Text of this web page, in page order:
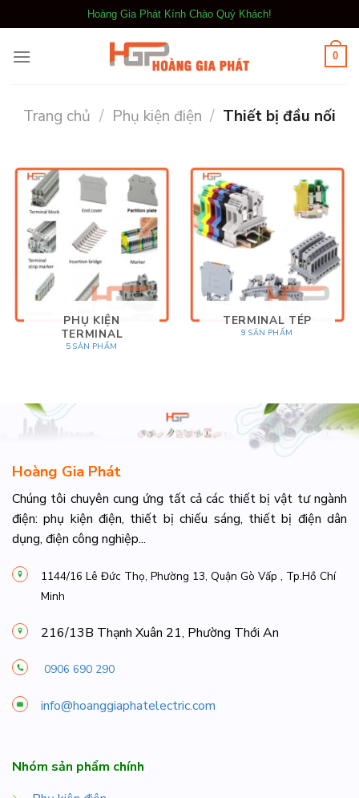
qua
nội
Hoàng Gia Phát Kính Chào Quý Khách!
0
Trang chủ / Phụ kiện điện / Thiết bị đầu nối
PHỤ KIỆN
TERMINAL
5 SẢN PHẨM
TERMINAL TÉP
9 SẢN PHẨM
Hoàng Gia Phát
Chúng tôi chuyên cung ứng tất cả các thiết bị vật tư ngành
điện: phụ kiện điện, thiết bị chiếu sáng, thiết bị điện dân
dụng, điện công nghiệp...
1144/16 Lê Đức Thọ, Phường 13, Quận Gò Vấp , Tp.Hồ Chí
Minh
216/13B Thạnh Xuân 21, Phường Thới An
0906 690 290
info@hoanggiaphatelectric.com
Nhóm sản phẩm chính